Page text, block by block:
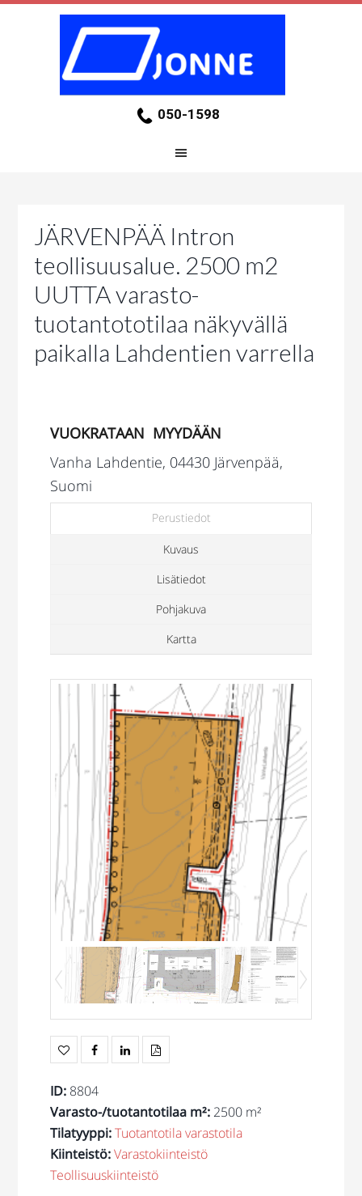
050-1598
JÄRVENPÄÄ Intron
teollisuusalue. 2500 m2
UUTTA varasto-
tuotantototilaa näkyvällä
paikalla Lahdentien varrella
MYYDÄÄN
VUOKRATAAN
Vanha Lahdentie, 04430 Järvenpää,
Suomi
Perustiedot
Kuvaus
Lisätiedot
Pohjakuva
Kartta
ID: 8804
Varasto-/tuotantotilaa m²: 2500 m²
Tilatyyppi:Tuotantotilavarastotila
Kiinteistö:Varastokiinteistö
Teollisuuskiinteistö